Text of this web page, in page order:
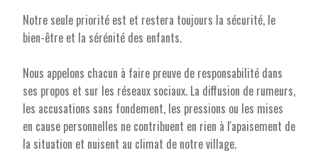
Notre seule priorité est et restera toujours la sécurité, le
bien-être et la sérénité des enfants.
Nous appelons chacun à faire preuve de responsabilité dans
ses propos et sur les réseaux sociaux. La diffusion de rumeurs,
les accusations sans fondement, les pressions ou les mises
en cause personnelles ne contribuent en rien à l'apaisement de
la situation et nuisent au climat de notre village.